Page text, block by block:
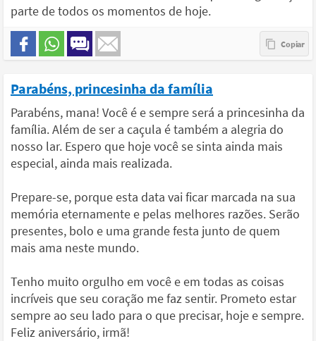
parte de todos os momentos de hoje.
Parabéns, princesinha da família
Parabéns, mana! Você é e sempre será a princesinha da
família. Além de ser a caçula é também a alegria do
nosso lar. Espero que hoje você se sinta ainda mais
especial, ainda mais realizada.
Prepare-se, porque esta data vai ficar marcada na sua
memória eternamente e pelas melhores razões. Serão
presentes, bolo e uma grande festa junto de quem
mais ama neste mundo.
Tenho muito orgulho em você e em todas as coisas
incríveis que seu coração me faz sentir. Prometo estar
sempre ao seu lado para o que precisar, hoje e sempre.
Feliz aniversário, irmã!